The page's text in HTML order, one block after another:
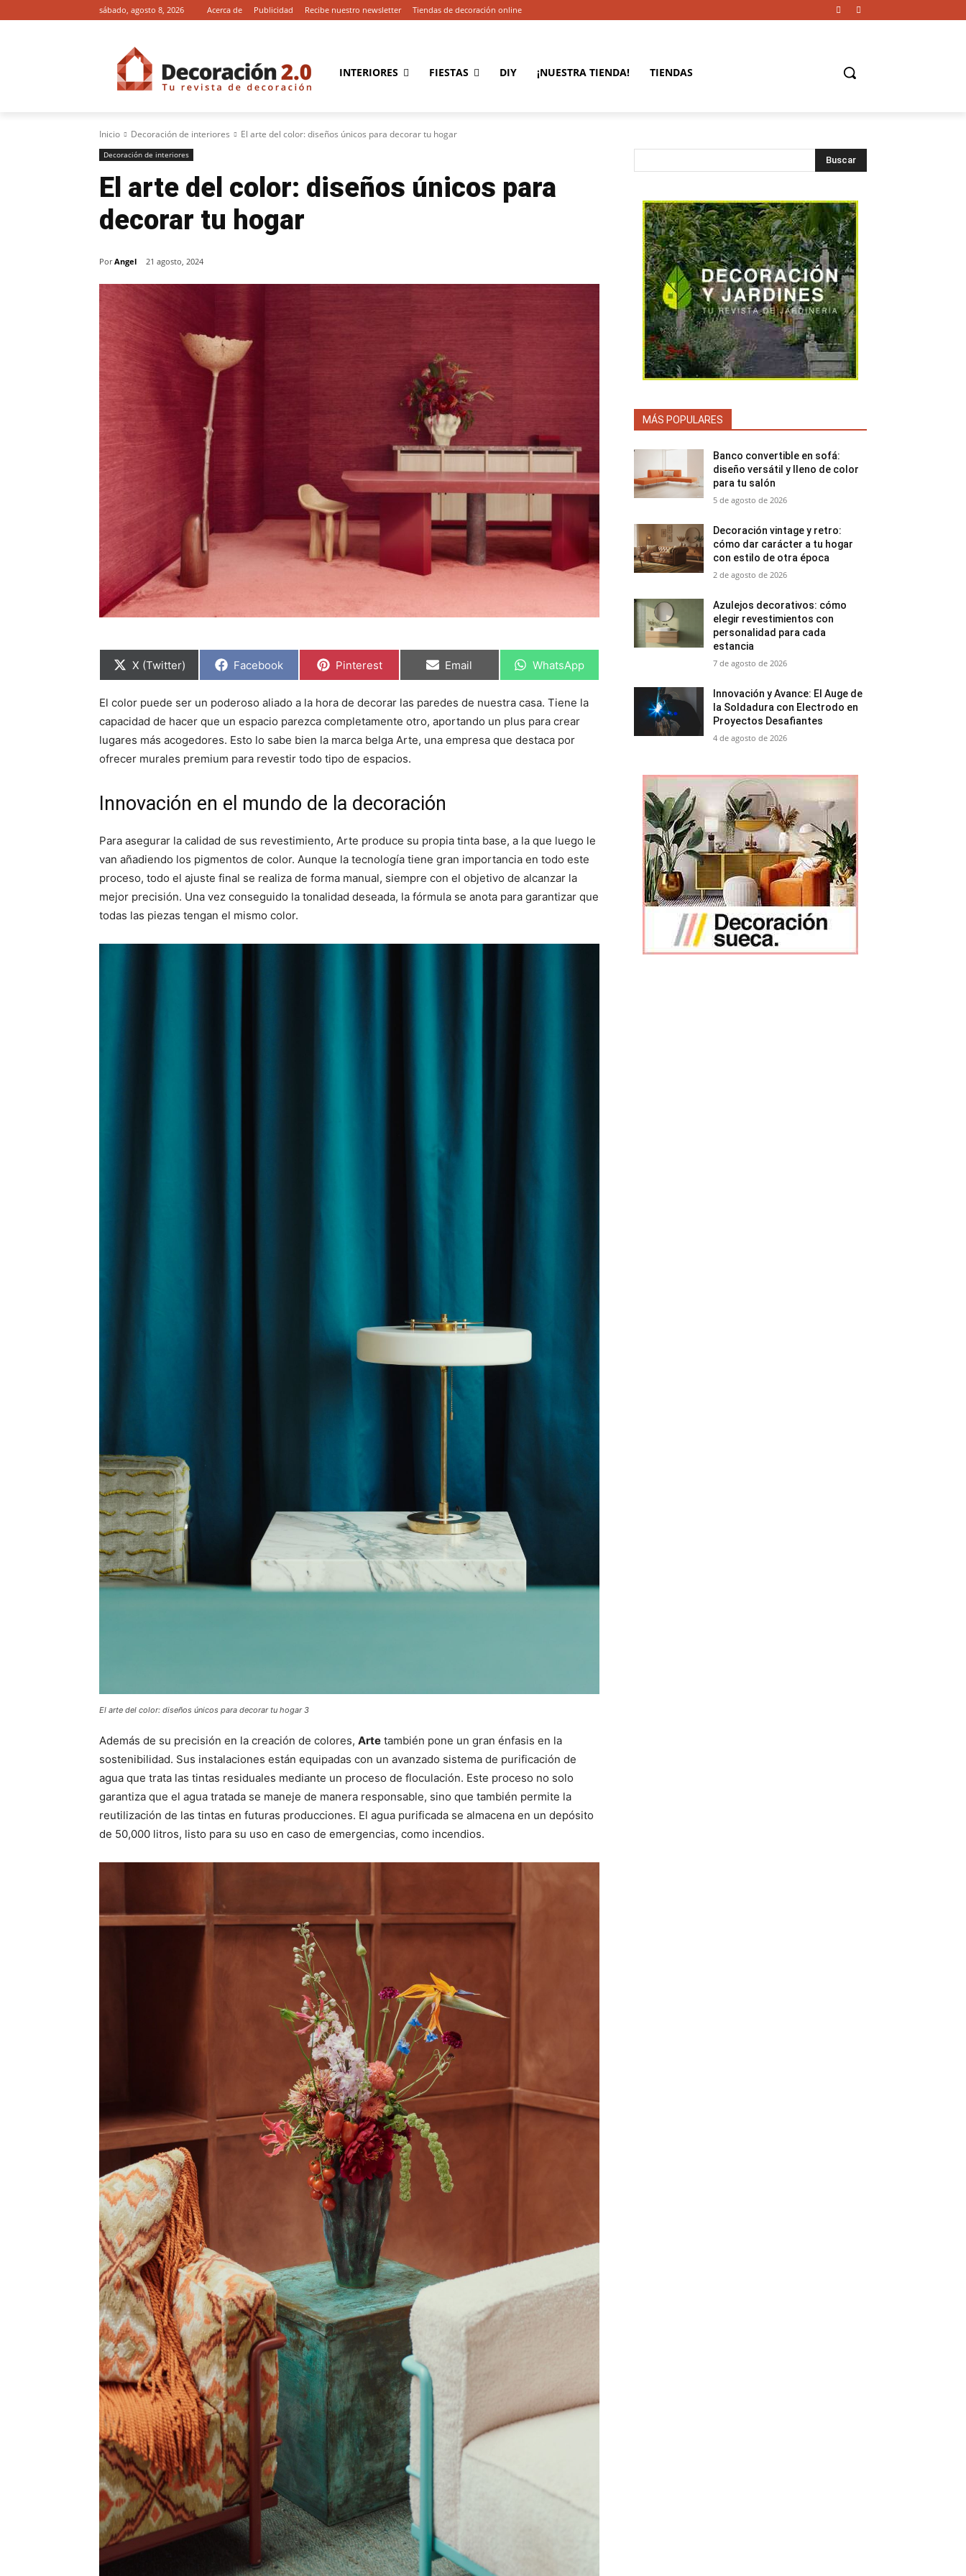
sábado, agosto 8, 2026 Acerca de Publicidad Recibe nuestro newsletter Tiendas de decoración online
INTERIORES FIESTAS DIY ¡NUESTRA TIENDA! TIENDAS
Inicio Decoración de interiores El arte del color: diseños únicos para decorar tu hogar
Decoración de interiores
El arte del color: diseños únicos para
decorar tu hogar
Por Angel 21 agosto, 2024
C
a
r
t
i
e
X (Twitter) C
a
r
t
i
e
Facebook C
a
r
t
i
e
Pinterest C
p
a
r
t
i
Email C
a
r
t
i
WhatsApp
El color puede ser un poderoso aliado a la hora de decorar las paredes de nuestra casa. Tiene la
capacidad de hacer que un espacio parezca completamente otro, aportando un plus para crear
lugares más acogedores. Esto lo sabe bien la marca belga Arte, una empresa que destaca por
ofrecer murales premium para revestir todo tipo de espacios.
Innovación en el mundo de la decoración
Para asegurar la calidad de sus revestimiento, Arte produce su propia tinta base, a la que luego le
van añadiendo los pigmentos de color. Aunque la tecnología tiene gran importancia en todo este
proceso, todo el ajuste final se realiza de forma manual, siempre con el objetivo de alcanzar la
mejor precisión. Una vez conseguido la tonalidad deseada, la fórmula se anota para garantizar que
todas las piezas tengan el mismo color.
El arte del color: diseños únicos para decorar tu hogar 3
Además de su precisión en la creación de colores, Arte también pone un gran énfasis en la
sostenibilidad. Sus instalaciones están equipadas con un avanzado sistema de purificación de
agua que trata las tintas residuales mediante un proceso de floculación. Este proceso no solo
garantiza que el agua tratada se maneje de manera responsable, sino que también permite la
reutilización de las tintas en futuras producciones. El agua purificada se almacena en un depósito
de 50,000 litros, listo para su uso en caso de emergencias, como incendios.
Buscar
MÁS POPULARES
Banco convertible en sofá:
diseño versátil y lleno de color
para tu salón
5 de agosto de 2026
Decoración vintage y retro:
cómo dar carácter a tu hogar
con estilo de otra época
2 de agosto de 2026
Azulejos decorativos: cómo
elegir revestimientos con
personalidad para cada
estancia
7 de agosto de 2026
Innovación y Avance: El Auge de
la Soldadura con Electrodo en
Proyectos Desafiantes
4 de agosto de 2026